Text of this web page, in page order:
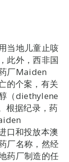
当地儿童止咳
此外，西非国
厂Maiden
的个案，有关
（diethylene
根据纪录，药
口和投放本澳
厂名称，然经
药厂制造的任